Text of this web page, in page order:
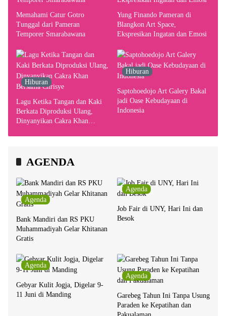
Memahami Catur Gotro
Tunggal dari Pameran
Temporer Smarabawana
Yung Finando Pameran di
Blangkon Art Space,
Ekspresikan Ingatan dan Emosi
Hiburan
Lagu Ketika Tangan dan Kaki
Berkata Diproduksi Ulang,
Dinyanyikan Cakra Khan
Hiburan
Saptohoedojo Art Galery Bakal
jadi Oase Kebudayaan di
Indonesia
AGENDA
Agenda
Bank Mandiri dan RS PKU
Muhammadiyah Gelar Khitanan
Gratis
Agenda
Job Fair di UNY, Hari Ini dan
Besok
Agenda
Gebyar Kulit Jogja, Digelar 9-
11 Juni di Manding
Agenda
Garebeg Tahun Ini Tanpa Usung
Paraden ke Kepatihan dan